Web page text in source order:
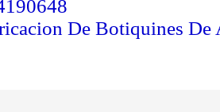
De Botiquines